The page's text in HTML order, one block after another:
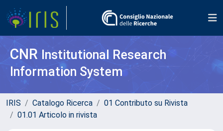
CNR Institutional Research
Information System
IRIS Catalogo Ricerca
01 Contributo su Rivista
01.01 Articolo in rivista